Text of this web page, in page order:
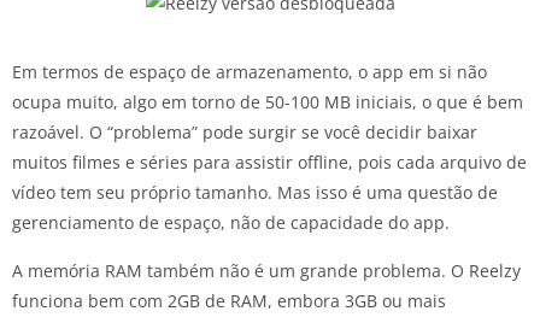
Em termos de espaço de armazenamento, o app em si não
ocupa muito, algo em torno de 50-100 MB iniciais, o que é bem
razoável. O “problema” pode surgir se você decidir baixar
muitos filmes e séries para assistir offline, pois cada arquivo de
vídeo tem seu próprio tamanho. Mas isso é uma questão de
gerenciamento de espaço, não de capacidade do app.
A memória RAM também não é um grande problema. O Reelzy
funciona bem com 2GB de RAM, embora 3GB ou mais